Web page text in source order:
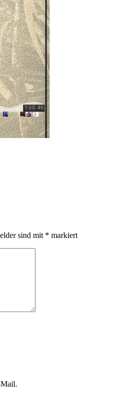
sind mit * markiert